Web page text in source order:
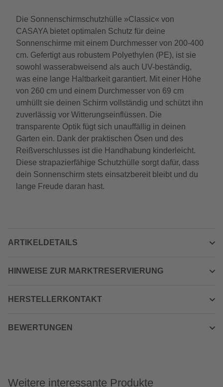
Die Sonnenschirmschutzhülle »Classic« von
CASAYA bietet optimalen Schutz für deine
Sonnenschirme mit einem Durchmesser von 200-400
cm. Gefertigt aus robustem Polyethylen (PE), ist sie
sowohl wasserabweisend als auch UV-beständig,
was eine lange Haltbarkeit garantiert. Mit einer Höhe
von 260 cm und einem Durchmesser von 69 cm
umhüllt sie deinen Schirm vollständig und schützt ihn
zuverlässig vor Witterungseinflüssen. Die
transparente Optik fügt sich unauffällig in deinen
Garten ein. Dank der praktischen Ösen und des
Reißverschlusses ist die Handhabung kinderleicht.
Diese strapazierfähige Schutzhülle sorgt dafür, dass
dein Sonnenschirm stets einsatzbereit bleibt und du
lange Freude daran hast.
ARTIKELDETAILS
HINWEISE ZUR MARKTRESERVIERUNG
HERSTELLERKONTAKT
BEWERTUNGEN
Weitere interessante Produkte